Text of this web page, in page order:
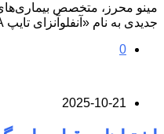
مینو محرز، متخصص
جدیدی به نام «آنفلوآنزای تایپ A» هشدار داد و آن را…
0
2025-10-21